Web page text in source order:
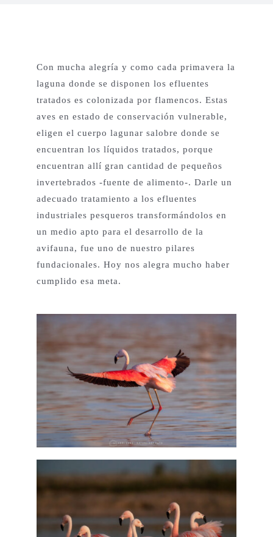
Otros Proyectos
Nuestras Aves
English
Con mucha alegría y como cada primavera la
laguna donde se disponen los efluentes
tratados es colonizada por flamencos. Estas
aves en estado de conservación vulnerable,
eligen el cuerpo lagunar salobre donde se
encuentran los líquidos tratados, porque
encuentran allí gran cantidad de pequeños
invertebrados -fuente de alimento-. Darle un
adecuado tratamiento a los efluentes
industriales pesqueros transformándolos en
un medio apto para el desarrollo de la
avifauna, fue uno de nuestro pilares
fundacionales. Hoy nos alegra mucho haber
cumplido esa meta.